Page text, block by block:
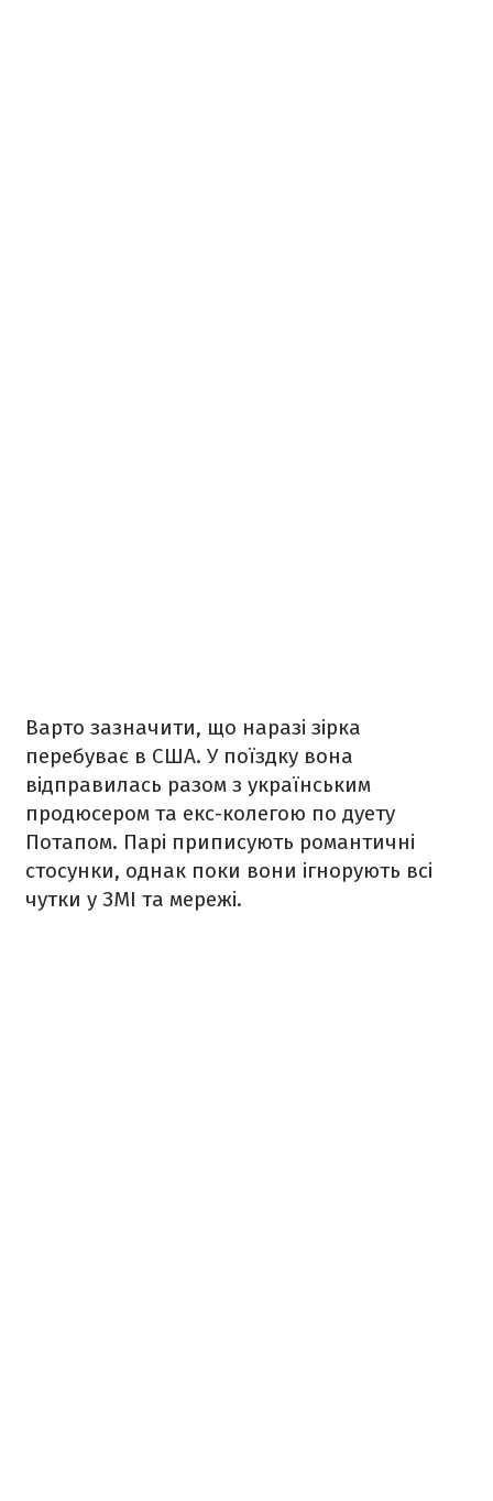
Варто зазначити, що наразі зірка
перебуває в США. У поїздку вона
відправилась разом з українським
продюсером та екс-колегою по дуету
Потапом. Парі приписують романтичні
стосунки, однак поки вони ігнорують всі
чутки у ЗМІ та мережі.